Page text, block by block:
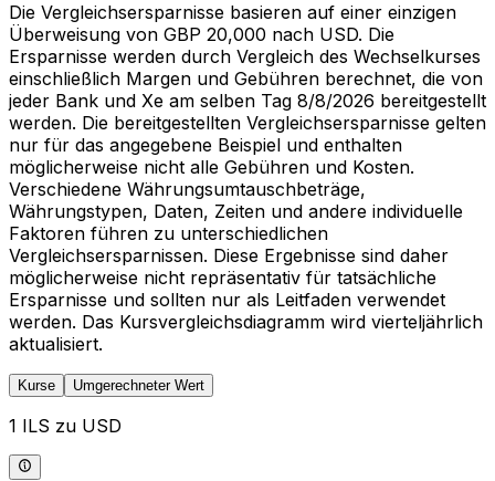
Die Vergleichsersparnisse basieren auf einer einzigen
Überweisung von GBP 20,000 nach USD. Die
Ersparnisse werden durch Vergleich des Wechselkurses
einschließlich Margen und Gebühren berechnet, die von
jeder Bank und Xe am selben Tag 8/8/2026 bereitgestellt
werden. Die bereitgestellten Vergleichsersparnisse gelten
nur für das angegebene Beispiel und enthalten
möglicherweise nicht alle Gebühren und Kosten.
Verschiedene Währungsumtauschbeträge,
Währungstypen, Daten, Zeiten und andere individuelle
Faktoren führen zu unterschiedlichen
Vergleichsersparnissen. Diese Ergebnisse sind daher
möglicherweise nicht repräsentativ für tatsächliche
Ersparnisse und sollten nur als Leitfaden verwendet
werden. Das Kursvergleichsdiagramm wird vierteljährlich
aktualisiert.
Kurse Umgerechneter Wert
1 ILS zu USD